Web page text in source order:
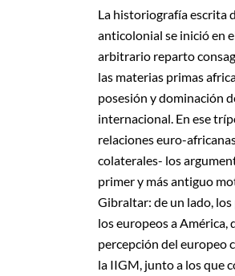
La historiografía escrita
anticolonial se inició en
arbitrario reparto
las materias primas
posesión y dominación
internacional. En ese
relaciones euro-
colaterales- los
primer y más antiguo
Gibraltar: de un lado,
los europeos a
percepción del europeo
la IIGM, junto a los que